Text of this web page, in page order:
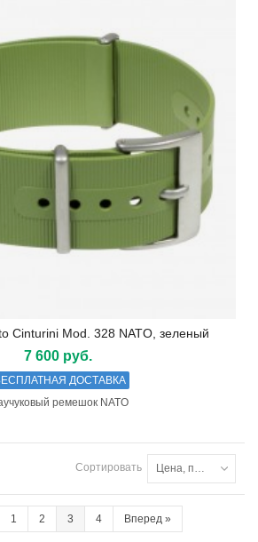
Cinturini Mod. 328 NATO, зеленый
7 600 руб.
ДОСТАВКА
ремешок NATO
Сортировать Цена, по возрастанию
1 2 3 4 Вперед »